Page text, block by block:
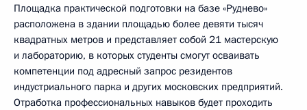
Площадка практической подготовки на базе «Руднево»
расположена в здании площадью более девяти тысяч
квадратных метров и представляет собой 21 мастерскую
и лабораторию, в которых студенты смогут осваивать
компетенции под адресный запрос резидентов
индустриального парка и других московских предприятий.
Отработка профессиональных навыков будет проходить